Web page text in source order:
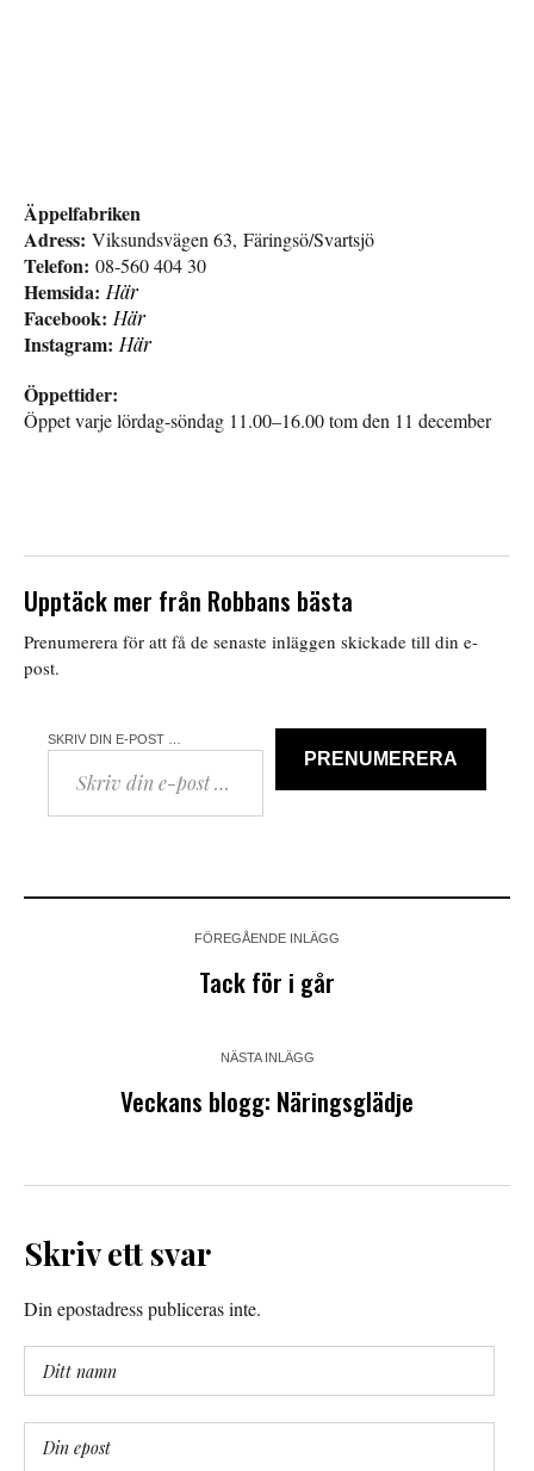
Äppelfabriken
Adress: Viksundsvägen 63, Färingsö/Svartsjö
Telefon: 08-560 404 30
Hemsida: Här
Facebook: Här
Instagram: Här
Öppettider:
Öppet varje lördag-söndag 11.00–16.00 tom den 11 december
Upptäck mer från Robbans bästa
Prenumerera för att få de senaste inläggen skickade till din e-
post.
SKRIV DIN E-POST …
PRENUMERERA
FÖREGÅENDE INLÄGG
Tack för i går
NÄSTA INLÄGG
Veckans blogg: Näringsglädje
Skriv ett svar
Din epostadress publiceras inte.